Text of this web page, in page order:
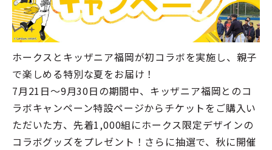
ホークスとキッザニア福岡が初コラボを実施し、親子
で楽しめる特別な夏をお届け！
7月21日～9月30日の期間中、キッザニア福岡とのコ
ラボキャンペーン特設ページからチケットをご購入い
ただいた方、先着1,000組にホークス限定デザインの
コラボグッズをプレゼント！さらに抽選で、秋に開催